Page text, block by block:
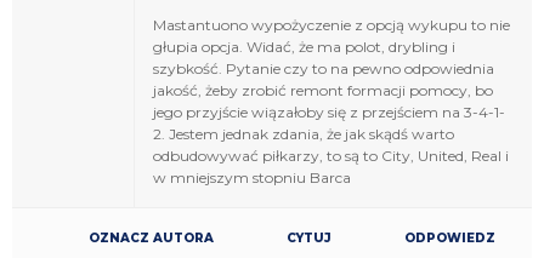
Mastantuono wypożyczenie z opcją wykupu to nie
głupia opcja. Widać, że ma polot, drybling i
szybkość. Pytanie czy to na pewno odpowiednia
jakość, żeby zrobić remont formacji pomocy, bo
jego przyjście wiązałoby się z przejściem na 3-4-1-
2. Jestem jednak zdania, że jak skądś warto
odbudowywać piłkarzy, to są to City, United, Real i
w mniejszym stopniu Barca
OZNACZ AUTORA CYTUJ ODPOWIEDZ